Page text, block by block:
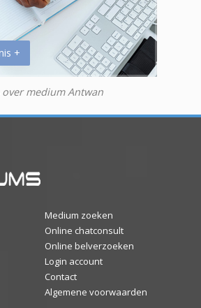
+
over medium Antwan
Medium zoeken
Online chatconsult
Online belverzoeken
Login account
Contact
Algemene voorwaarden